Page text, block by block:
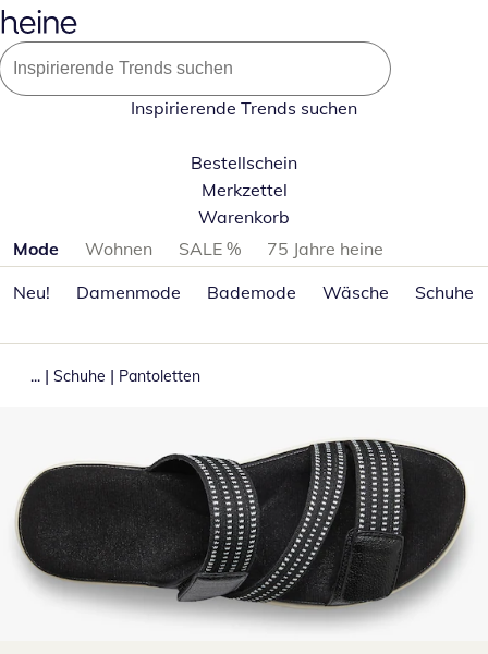
Inspirierende Trends suchen
Bestellschein
Merkzettel
Warenkorb
Produktkategorien überspringen
Mode Wohnen SALE %
75 Jahre heine
Neu!
Damenmode Bademode Wäsche Schuhe
... | Schuhe | Pantoletten